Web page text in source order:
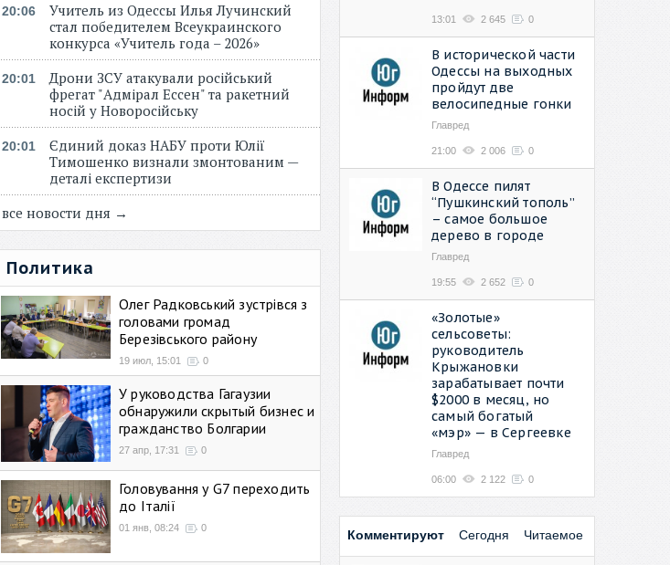
20:06
Учитель из Одессы Илья Лучинский
стал победителем Всеукраинского
конкурса «Учитель года – 2026»
20:01
Дрони ЗСУ атакували російський
фрегат "Адмірал Ессен" та ракетний
носій у Новоросійську
20:01
Єдиний доказ НАБУ проти Юлії
Тимошенко визнали змонтованим —
деталі експертизи
все новости дня →
Политика
Олег Радковський зустрівся з
головами громад
Березівського району
19 июл, 15:01 0
У руководства Гагаузии
обнаружили скрытый бизнес и
гражданство Болгарии
27 апр, 17:31 0
Головування у G7 переходить
до Італії
01 янв, 08:24 0
13:01 2 645 0
В исторической части
Одессы на выходных
пройдут две
велосипедные гонки
Главред
21:00 2 006 0
В Одессе пилят
“Пушкинский тополь”
– самое большое
дерево в городе
Главред
19:55 2 652 0
«Золотые»
сельсоветы:
руководитель
Крыжановки
зарабатывает почти
$2000 в месяц, но
самый богатый
«мэр» — в Сергеевке
Главред
06:00 2 122 0
Комментируют Сегодня Читаемое